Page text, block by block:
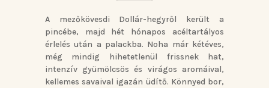
A mezőkövesdi Dollár-hegyről került a
pincébe, majd hét hónapos acéltartályos
érlelés után a palackba. Noha már kétéves,
még mindig hihetetlenül frissnek hat,
intenzív gyümölcsös és virágos aromáival,
kellemes savaival igazán üdítő. Könnyed bor,